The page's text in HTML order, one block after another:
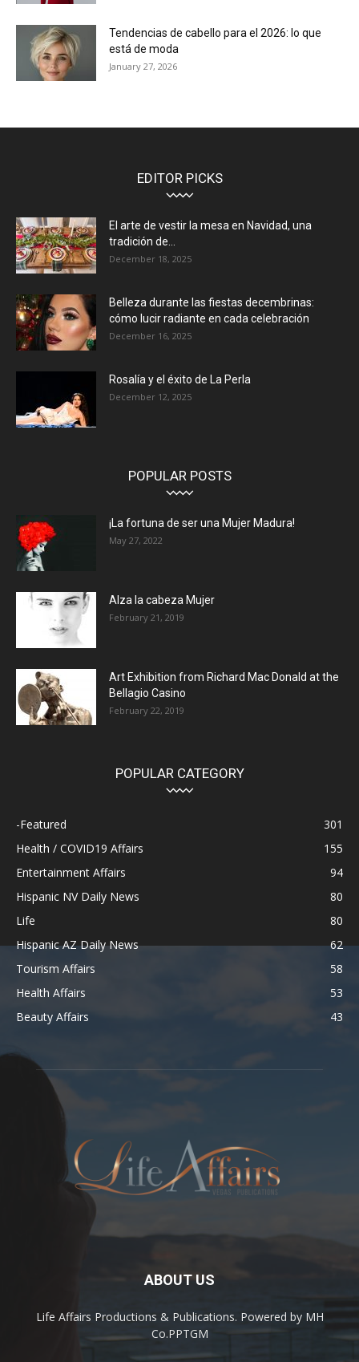
Tendencias de cabello para el 2026: lo que
está de moda
January 27, 2026
EDITOR PICKS
El arte de vestir la mesa en Navidad, una
tradición de...
December 18, 2025
Belleza durante las fiestas decembrinas:
cómo lucir radiante en cada celebración
December 16, 2025
Rosalía y el éxito de La Perla
December 12, 2025
POPULAR POSTS
¡La fortuna de ser una Mujer Madura!
May 27, 2022
Alza la cabeza Mujer
February 21, 2019
Art Exhibition from Richard Mac Donald at the
Bellagio Casino
February 22, 2019
POPULAR CATEGORY
-Featured
301
Health / COVID19 Affairs
155
Entertainment Affairs
94
Hispanic NV Daily News
80
Life
80
Hispanic AZ Daily News
62
Tourism Affairs
58
Health Affairs
53
Beauty Affairs
43
ABOUT US
Life Affairs Productions & Publications. Powered by MH
Co.PPTGM